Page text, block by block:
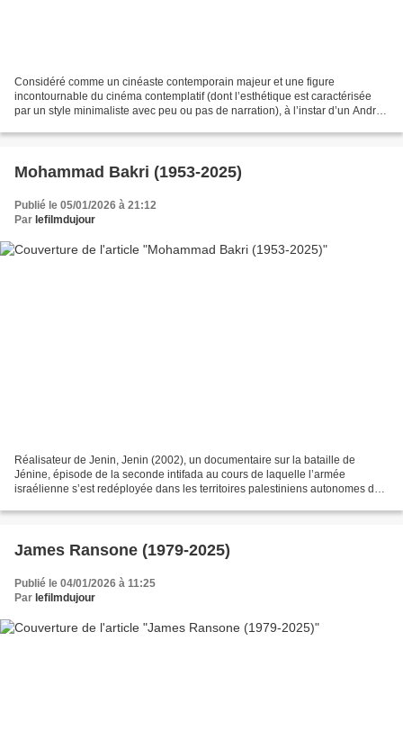
Considéré comme un cinéaste contemporain majeur et une figure
incontournable du cinéma contemplatif (dont l’esthétique est caractérisée
par un style minimaliste avec peu ou pas de narration), à l’instar d’un Andrei
Mohammad Bakri (1953-2025)
Publié le 05/01/2026 à 21:12
Par lefilmdujour
Réalisateur de Jenin, Jenin (2002), un documentaire sur la bataille de
Jénine, épisode de la seconde intifada au cours de laquelle l’armée
israélienne s’est redéployée dans les territoires palestiniens autonomes de
James Ransone (1979-2025)
Publié le 04/01/2026 à 11:25
Par lefilmdujour